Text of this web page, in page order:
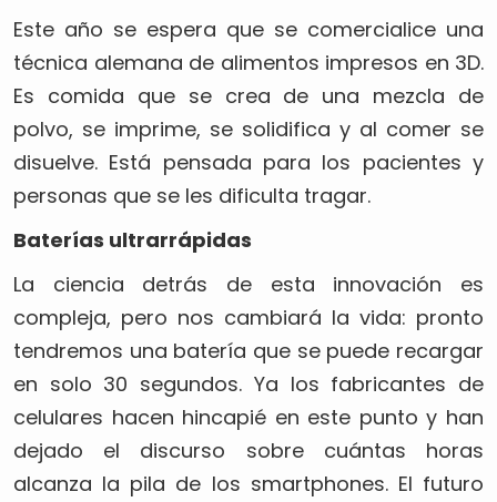
Este año se espera que se comercialice una
técnica alemana de alimentos impresos en 3D.
Es comida que se crea de una mezcla de
polvo, se imprime, se solidifica y al comer se
disuelve. Está pensada para los pacientes y
personas que se les dificulta tragar.
Baterías ultrarrápidas
La ciencia detrás de esta innovación es
compleja, pero nos cambiará la vida: pronto
tendremos una batería que se puede recargar
en solo 30 segundos. Ya los fabricantes de
celulares hacen hincapié en este punto y han
dejado el discurso sobre cuántas horas
alcanza la pila de los smartphones. El futuro